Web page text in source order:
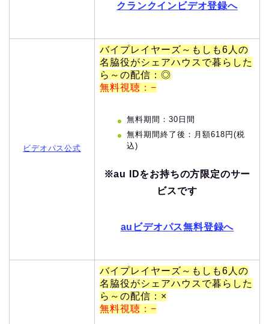
クランクインビデオ登録へ
ビデオパス公式
バイプレイヤーズ～もしも6人の
名脇役がシェアハウスで暮らした
ら～の配信：◎
無料視聴：−
無料期間：30日間
無料期間終了後：月額618円(税
込)
※au IDをお持ちの方限定のサー
ビスです
auビデオパス無料登録へ
バイプレイヤーズ～もしも6人の
名脇役がシェアハウスで暮らした
ら～の配信：×
無料視聴：−